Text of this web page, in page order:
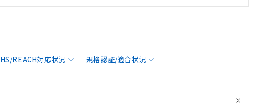
REACH対応状況 規格認証/適合状況